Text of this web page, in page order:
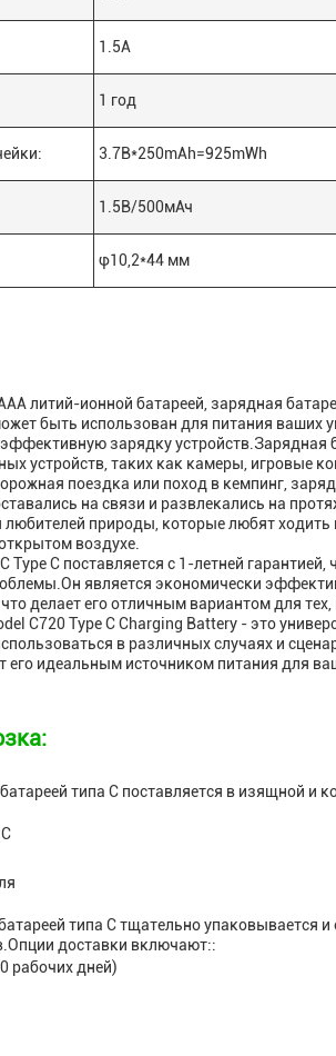
1.5А
1 год
3.7В*250mAh=925mWh
1.5В/500мАч
φ10,2*44 мм
литий-ионной батареей, зарядная
быть использован для питания
зарядку
устройств, таких как камеры, игровые
поездка или поход в кемпинг,
на связи и развлекались на
природы, которые любят ходить
воздухе.
Type C поставляется с 1-летней
является экономически
делает его отличным вариантом для тех,
C720 Type C Charging Battery - это
в различных случаях и
его идеальным источником питания для
типа C поставляется в изящной и
типа C тщательно упаковывается
доставки включают::
рабочих дней)